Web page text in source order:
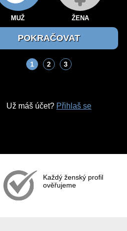
MUŽ ŽENA
1 2 3
Už máš účet? Přihlaš se
Každý ženský profil
ověřujeme